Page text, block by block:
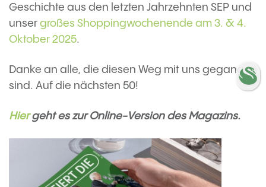
Geschichte aus den letzten Jahrzehnten SEP und
unser großes Shoppingwochenende am 3. & 4.
Oktober 2025.
Danke an alle, die diesen Weg mit uns gegangen
sind. Auf die nächsten 50!
Hiergeht es zur Online-Version des Magazins.